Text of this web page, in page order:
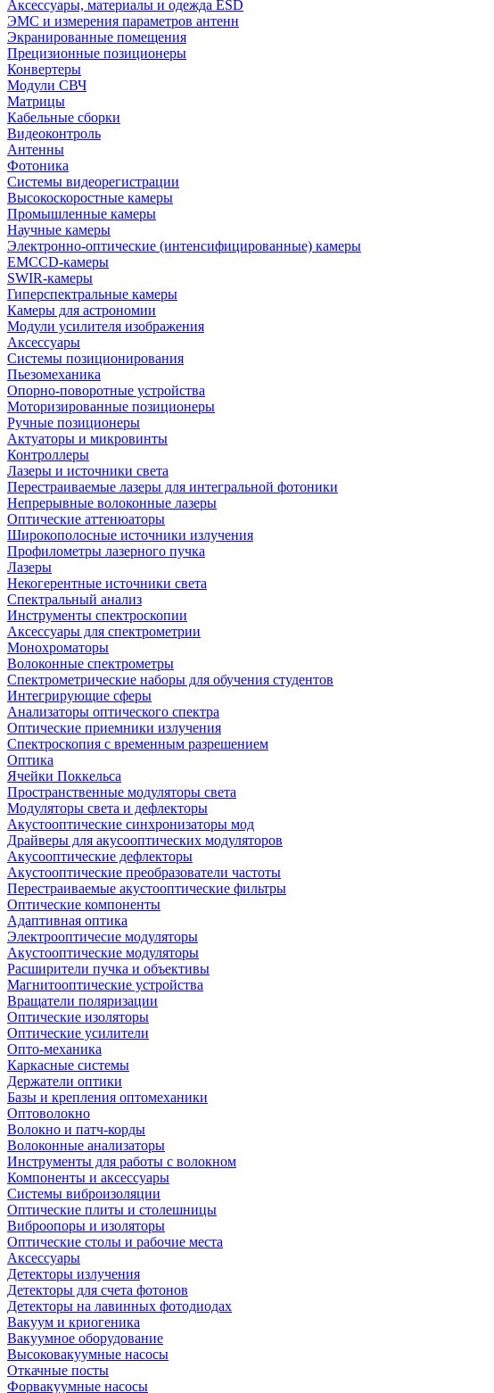
Аксессуары, материалы и одежда ESD
ЭМС и измерения параметров антенн
Экранированные помещения
Прецизионные позиционеры
Конвертеры
Модули СВЧ
Матрицы
Кабельные сборки
Видеоконтроль
Антенны
Фотоника
Cистемы видеорегистрации
Высокоскоростные камеры
Промышленные камеры
Научные камеры
Электронно-оптические (интенсифицированные) камеры
EMCCD-камеры
SWIR-камеры
Гиперспектральные камеры
Камеры для астрономии
Модули усилителя изображения
Аксессуары
Системы позиционирования
Пьезомеханика
Опорно-поворотные устройства
Моторизированные позиционеры
Ручные позиционеры
Актуаторы и микровинты
Контроллеры
Лазеры и источники света
Перестраиваемые лазеры для интегральной фотоники
Непрерывные волоконные лазеры
Оптические аттенюаторы
Широкополосные источники излучения
Профилометры лазерного пучка
Лазеры
Некогерентные источники света
Спектральный анализ
Инструменты спектроскопии
Аксессуары для спектрометрии
Монохроматоры
Волоконные спектрометры
Спектрометрические наборы для обучения студентов
Интегрирующие сферы
Анализаторы оптического спектра
Оптические приемники излучения
Спектроскопия с временным разрешением
Оптика
Ячейки Поккельса
Пространственные модуляторы света
Модуляторы света и дефлекторы
Акустооптические синхронизаторы мод
Драйверы для акусооптических модуляторов
Акусооптические дефлекторы
Акустооптические преобразователи частоты
Перестраиваемые акустооптические фильтры
Оптические компоненты
Адаптивная оптика
Электрооптичесие модуляторы
Акустооптические модуляторы
Расширители пучка и объективы
Магнитооптические устройства
Вращатели поляризации
Оптические изоляторы
Оптические усилители
Опто-механика
Каркасные системы
Держатели оптики
Базы и крепления оптомеханики
Оптоволокно
Волокно и патч-корды
Волоконные анализаторы
Инструменты для работы с волокном
Компоненты и аксессуары
Системы виброизоляции
Оптические плиты и столешницы
Виброопоры и изоляторы
Оптические столы и рабочие места
Аксессуары
Детекторы излучения
Детекторы для счета фотонов
Детекторы на лавинных фотодиодах
Вакуум и криогеника
Вакуумное оборудование
Высоковакуумные насосы
Откачные посты
Форвакуумные насосы